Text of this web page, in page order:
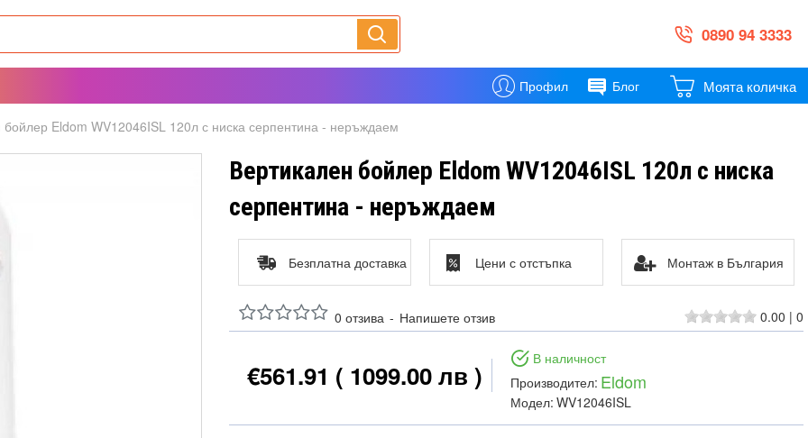
0890 94 3333
Профил Блог Моята количка
бойлер Eldom WV12046ISL 120л с ниска серпентина - неръждаем
Вертикален бойлер Eldom WV12046ISL 120л с ниска
серпентина - неръждаем
0 отзива - Напишете отзив 0.00 | 0
€561.91 ( 1099.00 лв )
В наличност
Производител: Eldom
Модел: WV12046ISL
Безплатна доставка Цени с отстъпка Монтаж в България